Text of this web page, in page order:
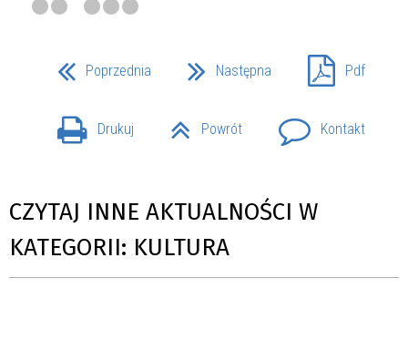
Poprzednia Następna Pdf
Drukuj Powrót Kontakt
CZYTAJ INNE AKTUALNOŚCI W
KATEGORII: KULTURA